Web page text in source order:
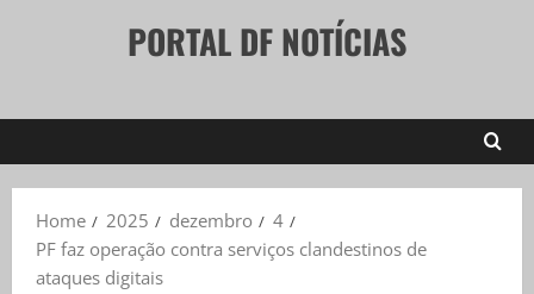
PORTAL DF NOTÍCIAS
Home 2025 dezembro
4
PF faz operação contra serviços clandestinos de
ataques digitais